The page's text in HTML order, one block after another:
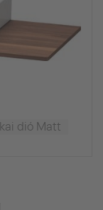
dió Matt